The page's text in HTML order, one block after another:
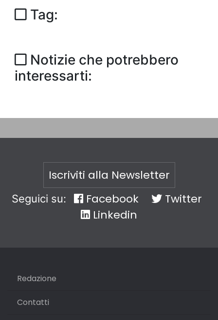
Tag:
Notizie che potrebbero
interessarti:
Iscriviti alla Newsletter
Seguici su: Facebook
Twitter
Linkedin
Redazione
Contatti